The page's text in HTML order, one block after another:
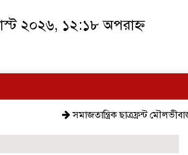
২০২৬, ১২:১৮ অপরাহ্ন
সমাজতান্ত্রিক ছাত্রফ্রন্ট মৌলভীবাজার শহর